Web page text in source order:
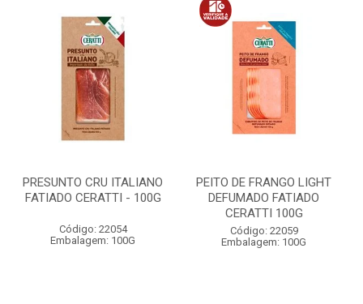
PRESUNTO CRU ITALIANO
FATIADO CERATTI - 100G
Código: 22054
Embalagem: 100G
PEITO DE FRANGO LIGHT
DEFUMADO FATIADO
CERATTI 100G
Código: 22059
Embalagem: 100G